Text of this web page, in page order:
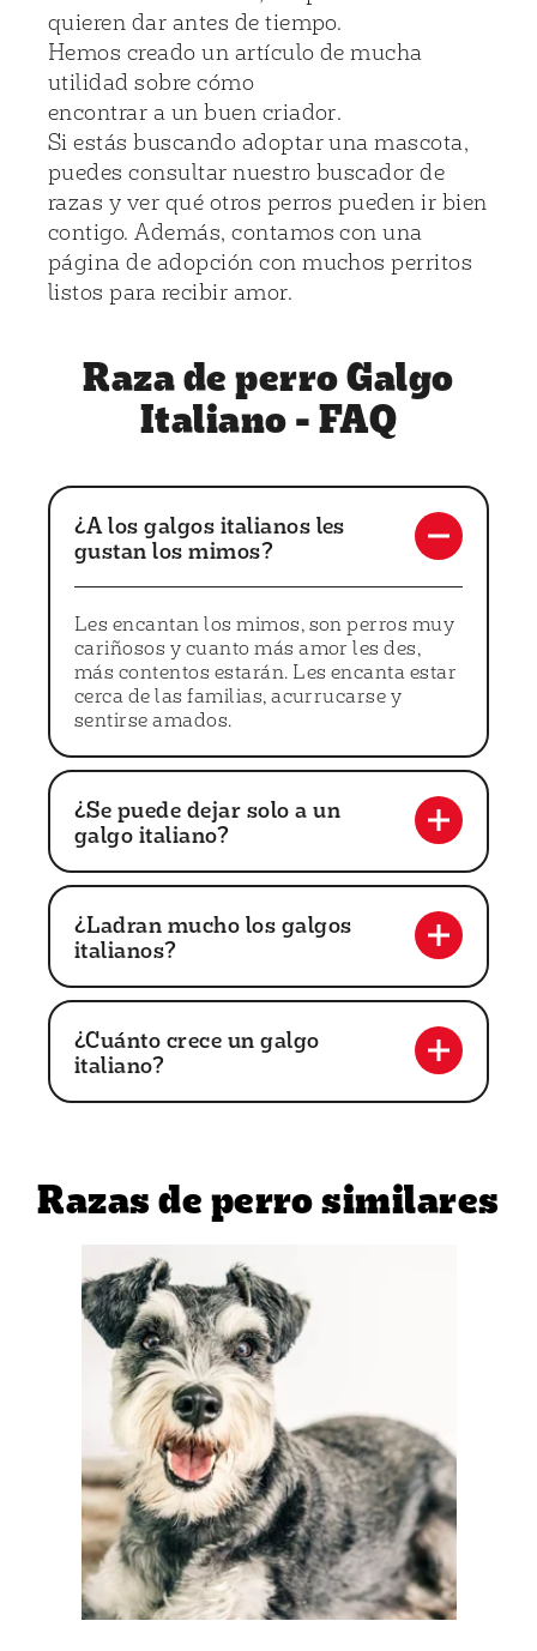
quieren dar antes de tiempo.
Hemos creado un artículo de mucha
utilidad sobre cómo
encontrar a un buen criador.
Si estás buscando adoptar una mascota,
puedes consultar nuestro buscador de
razas y ver qué otros perros pueden ir bien
contigo. Además, contamos con una
página de adopción con muchos perritos
listos para recibir amor.
Raza de perro Galgo
Italiano - FAQ
¿A los galgos italianos les
gustan los mimos?
Les encantan los mimos, son perros muy
cariñosos y cuanto más amor les des,
más contentos estarán. Les encanta estar
cerca de las familias, acurrucarse y
sentirse amados.
¿Se puede dejar solo a un
galgo italiano?
¿Ladran mucho los galgos
italianos?
¿Cuánto crece un galgo
italiano?
Razas de perro similares